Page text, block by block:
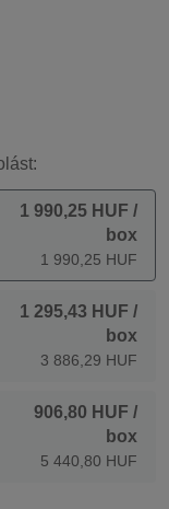
1 990,25 HUF /
box
1 990,25 HUF
1 295,43 HUF /
box
3 886,29 HUF
906,80 HUF /
box
5 440,80 HUF